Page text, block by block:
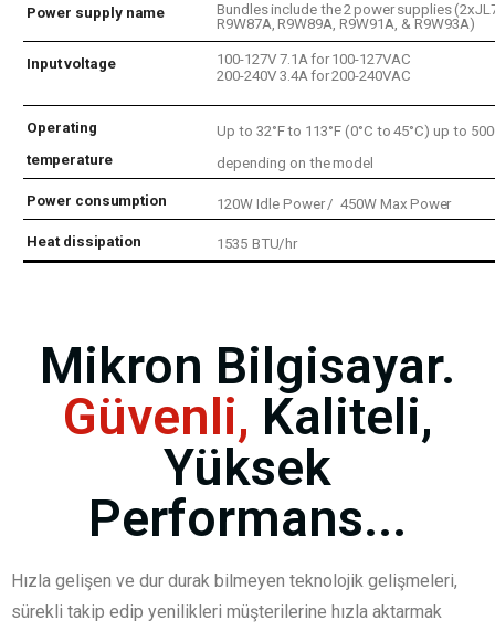
Power supply name Bundlesinclude the2powersupplies
R9W87A, R9W89A, R9W91A, & R9W93A)
Inputvoltage 100-127V 7.1A for 100-127VAC
200-240V 3.4A for200-240VAC
Operating
temperature
Up to 32°Fto 113°F (0°C to 45°C) up to
depending on themodel
Power consumption 120W Idle Power / 450W Max Power
Heat dissipation 1535 BTU/hr
Mikron Bilgisayar.
Güvenli, Kaliteli,
Yüksek
Performans...
Hızla gelişen ve dur durak bilmeyen teknolojik gelişmeleri,
sürekli takip edip yenilikleri müşterilerine hızla aktarmak